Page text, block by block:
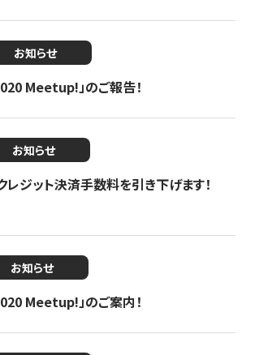
お知らせ
Meetup!」のご報告！
お知らせ
レジット決済手数料を引き下げます！
お知らせ
Meetup!」のご案内！